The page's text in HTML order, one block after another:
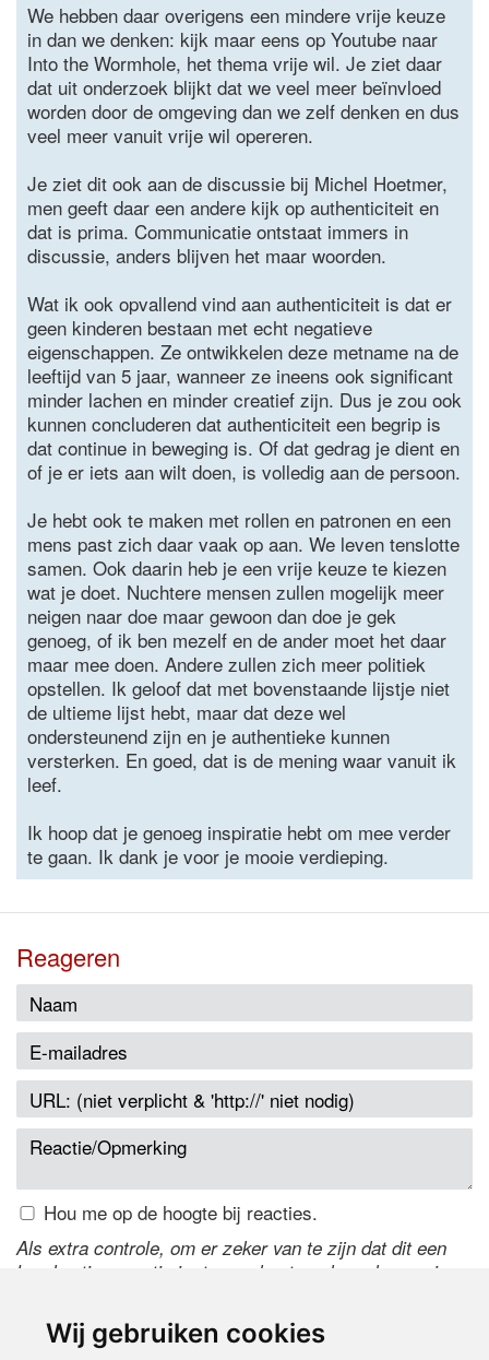
Wij gebruiken cookies
We hebben daar overigens een mindere vrije keuze
in dan we denken: kijk maar eens op Youtube naar
Into the Wormhole, het thema vrije wil. Je ziet daar
dat uit onderzoek blijkt dat we veel meer beïnvloed
worden door de omgeving dan we zelf denken en dus
veel meer vanuit vrije wil opereren.
Je ziet dit ook aan de discussie bij Michel Hoetmer,
men geeft daar een andere kijk op authenticiteit en
dat is prima. Communicatie ontstaat immers in
discussie, anders blijven het maar woorden.
Wat ik ook opvallend vind aan authenticiteit is dat er
geen kinderen bestaan met echt negatieve
eigenschappen. Ze ontwikkelen deze metname na de
leeftijd van 5 jaar, wanneer ze ineens ook significant
minder lachen en minder creatief zijn. Dus je zou ook
kunnen concluderen dat authenticiteit een begrip is
dat continue in beweging is. Of dat gedrag je dient en
of je er iets aan wilt doen, is volledig aan de persoon.
Je hebt ook te maken met rollen en patronen en een
mens past zich daar vaak op aan. We leven tenslotte
samen. Ook daarin heb je een vrije keuze te kiezen
wat je doet. Nuchtere mensen zullen mogelijk meer
neigen naar doe maar gewoon dan doe je gek
genoeg, of ik ben mezelf en de ander moet het daar
maar mee doen. Andere zullen zich meer politiek
opstellen. Ik geloof dat met bovenstaande lijstje niet
de ultieme lijst hebt, maar dat deze wel
ondersteunend zijn en je authentieke kunnen
versterken. En goed, dat is de mening waar vanuit ik
leef.
Ik hoop dat je genoeg inspiratie hebt om mee verder
te gaan. Ik dank je voor je mooie verdieping.
Reageren
Hou me op de hoogte bij reacties.
Als extra controle, om er zeker van te zijn dat dit een
handmatige reactie is, typ onderstaande code over in
de code te wijzigen.